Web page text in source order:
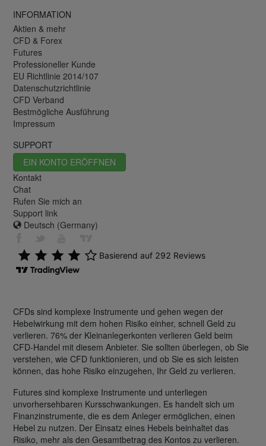
INFORMATION
Aktien & mehr
CFD & Forex
Futures
Professioneller Kunde
EU Richtlinie 2014/107
Datenschutzrichtlinie
CFD Verband
Bestmögliche Ausführung
Impressum
SUPPORT
EIN KONTO ERÖFFNEN
Kontakt
Chat
Rufen Sie mich an
Support link
Deutsch (Germany)
CFDs sind komplexe Instrumente und gehen wegen der
Hebelwirkung mit dem hohen Risiko einher, schnell Geld zu
verlieren. 76% der Kleinanlegerkonten verlieren Geld beim
CFD-Handel mit diesem Anbieter. Sie sollten überlegen, ob Sie
verstehen, wie CFD funktionieren, und ob Sie es sich leisten
können, das hohe Risiko einzugehen, Ihr Geld zu verlieren.
Futures sind komplexe Instrumente und unterliegen
unvorhersehbaren Kursschwankungen. Es handelt sich um
Finanzinstrumente, die es dem Anleger ermöglichen, einen
Hebel zu nutzen. Der Einsatz eines Hebels beinhaltet das
Risiko, mehr als den Gesamtbetrag des Kontos zu verlieren.